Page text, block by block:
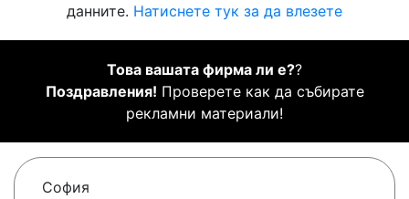
данните. Натиснете тук за да влезете
Това вашата фирма ли е??
Поздравления! Проверете как да събирате
рекламни материали!
София